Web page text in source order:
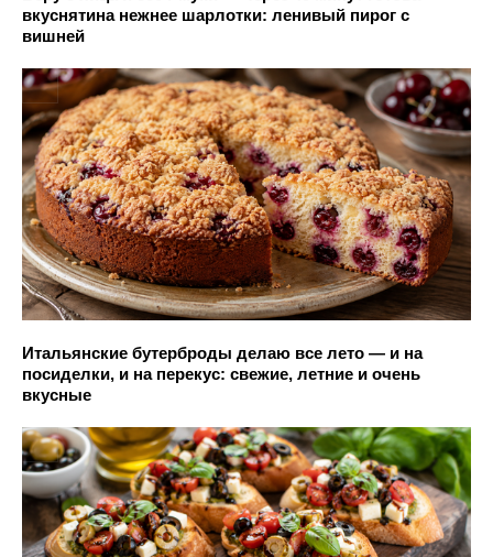
вкуснятина нежнее шарлотки: ленивый пирог с
вишней
Итальянские бутерброды делаю все лето — и на
посиделки, и на перекус: свежие, летние и очень
вкусные